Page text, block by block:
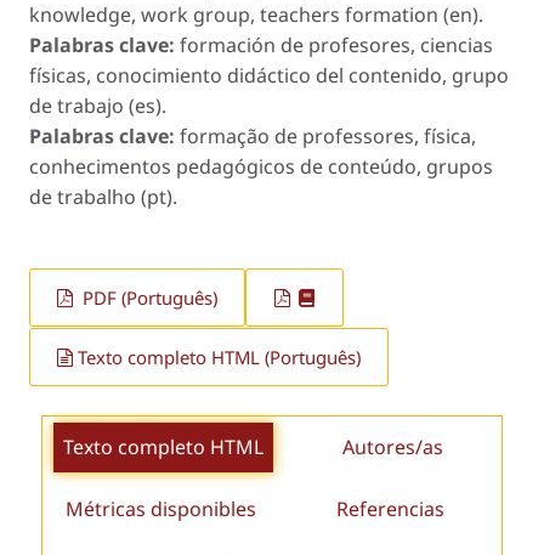
knowledge, work group, teachers formation (en).
Palabras clave: formación de profesores, ciencias
físicas, conocimiento didáctico del contenido, grupo
de trabajo (es).
Palabras clave: formação de professores, física,
conhecimentos pedagógicos de conteúdo, grupos
de trabalho (pt).
PDF (Português)
Texto completo HTML (Português)
Texto completo HTML Autores/as
Métricas disponibles Referencias